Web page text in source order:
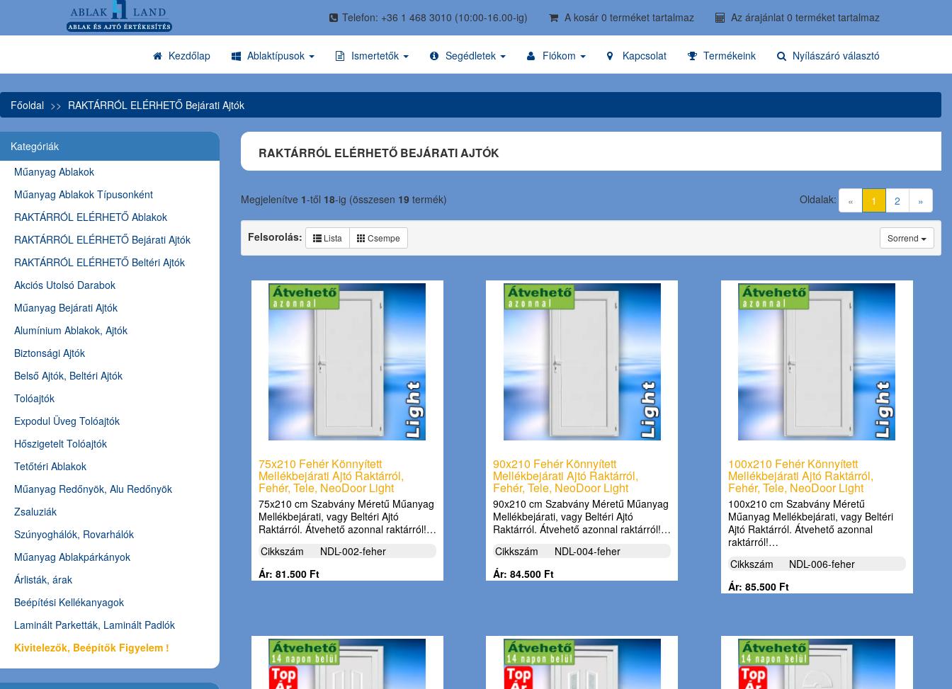
Telefon: +36 1 468 3010 (10:00-16.00-ig) A kosár 0 terméket tartalmaz Az árajánlat 0 terméket tartalmaz
Kezdőlap Ablaktípusok Ismertetők Segédletek Fiókom Kapcsolat Termékeink Nyílászáró választó
Főoldal RAKTÁRRÓL ELÉRHETŐ Bejárati Ajtók
RAKTÁRRÓL ELÉRHETŐ BEJÁRATI AJTÓK
Megjelenítve 1-től 18-ig (összesen 19termék) « 1 (current)
2 »
Oldalak:
Sorrend
Felsorolás: Lista Csempe
75x210 Fehér Könnyített
Mellékbejárati Ajtó Raktárról,
Fehér, Tele, NeoDoor Light
75x210 cm Szabvány Méretű Műanyag
Mellékbejárati, vagy Beltéri Ajtó
Raktárról. Átvehető azonnal raktárról!…
Cikkszám
NDL-002-feher
Ár: 81.500 Ft
90x210 Fehér Könnyített
Mellékbejárati Ajtó Raktárról,
Fehér, Tele, NeoDoor Light
90x210 cm Szabvány Méretű Műanyag
Mellékbejárati, vagy Beltéri Ajtó
Raktárról. Átvehető azonnal raktárról!…
Cikkszám
NDL-004-feher
Ár: 84.500 Ft
100x210 Fehér Könnyített
Mellékbejárati Ajtó Raktárról,
Fehér, Tele, NeoDoor Light
100x210 cm Szabvány Méretű
Műanyag Mellékbejárati, vagy Beltéri
Ajtó Raktárról. Átvehető azonnal
raktárról!…
Cikkszám
NDL-006-feher
Ár: 85.500 Ft
Kategóriák
Műanyag Ablakok
Műanyag Ablakok Típusonként
RAKTÁRRÓL ELÉRHETŐ Ablakok
RAKTÁRRÓL ELÉRHETŐ Bejárati Ajtók
RAKTÁRRÓL ELÉRHETŐ Beltéri Ajtók
Akciós Utolsó Darabok
Műanyag Bejárati Ajtók
Alumínium Ablakok, Ajtók
Biztonsági Ajtók
Belső Ajtók, Beltéri Ajtók
Tolóajtók
Expodul Üveg Tolóajtók
Hőszigetelt Tolóajtók
Tetőtéri Ablakok
Műanyag Redőnyök, Alu Redőnyök
Zsaluziák
Szúnyoghálók, Rovarhálók
Műanyag Ablakpárkányok
Árlisták, árak
Beépítési Kellékanyagok
Laminált Parketták, Laminált Padlók
Kivitelezők, Beépítők Figyelem !